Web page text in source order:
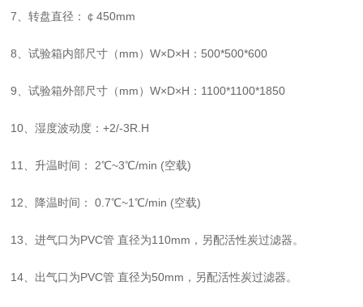
7、转盘直径：￠450mm
8、试验箱内部尺寸（mm）W×D×H：500*500*600
9、试验箱外部尺寸（mm）W×D×H：1100*1100*1850
10、湿度波动度：+2/-3R.H
11、升温时间： 2℃~3℃/min (空载)
12、降温时间： 0.7℃~1℃/min (空载)
13、进气口为PVC管 直径为110mm，另配活性炭过滤器。
14、出气口为PVC管 直径为50mm，另配活性炭过滤器。